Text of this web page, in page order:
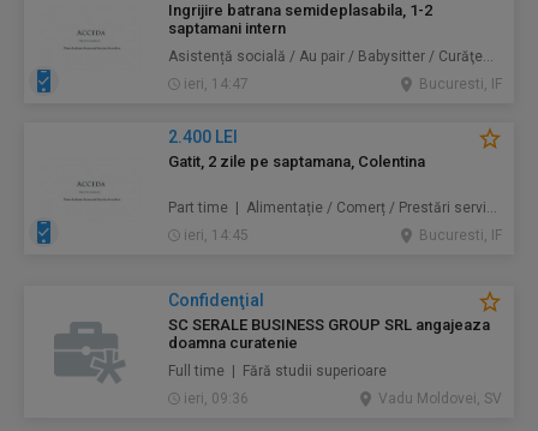
Ingrijire batrana semideplasabila, 1-2
saptamani intern
Asistență socială / Au pair / Babysitter / Curăţenie / Prestări servicii
ieri, 14:47
Bucuresti, IF
2.400 LEI
Gatit, 2 zile pe saptamana, Colentina
Part time | Alimentație / Comerț / Prestări servicii
ieri, 14:45
Bucuresti, IF
Confidenţial
SC SERALE BUSINESS GROUP SRL angajeaza
doamna curatenie
Full time | Fără studii superioare
ieri, 09:36
Vadu Moldovei, SV